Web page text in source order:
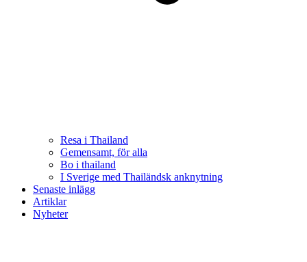
Resa i Thailand
Gemensamt, för alla
Bo i thailand
I Sverige med Thailändsk anknytning
Senaste inlägg
Artiklar
Nyheter